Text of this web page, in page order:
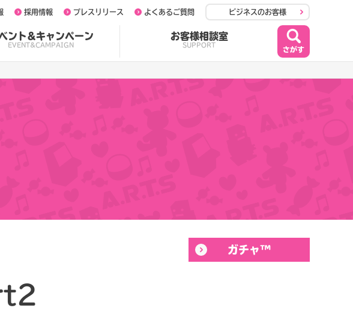
ント&キャンペーン
EVENT&CAMPAIGN
お客様相談室
SUPPORT
採用情報 プレスリリース よくあるご質問 ビジネスのお客様
ガチャ™